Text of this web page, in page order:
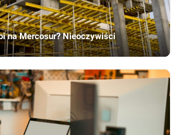
na Mercosur? Nieoczywiści